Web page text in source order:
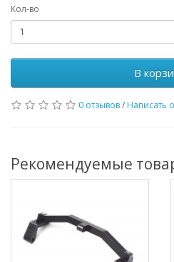
Кол-во
В
0 отзывов/ Написать
Рекомендуемые